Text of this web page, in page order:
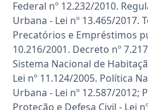
Federal nº 12.232/2010.
Urbana - Lei nº 13.465/2017.
Precatórios e Empréstimos
10.216/2001. Decreto nº
Sistema Nacional de
Lei nº 11.124/2005. Política
Urbana - Lei nº 12.587/2012;
Proteção e Defesa Civil - Lei